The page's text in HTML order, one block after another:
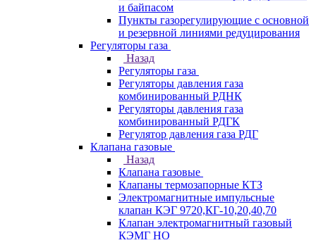
и байпасом
Пункты газорегулирующие с основной
и резервной линиями редуцирования
Регуляторы газа
Назад
Регуляторы газа
Регуляторы давления газа
комбинированный РДНК
Регуляторы давления газа
комбинированный РДГК
Регулятор давления газа РДГ
Клапана газовые
Назад
Клапана газовые
Клапаны термозапорные КТЗ
Электромагнитные импульсные
клапан КЭГ 9720,КГ-10,20,40,70
Клапан электромагнитный газовый
КЭМГ НО